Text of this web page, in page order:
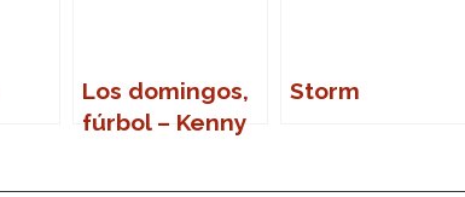
Los domingos,
fúrbol – Kenny
Storm